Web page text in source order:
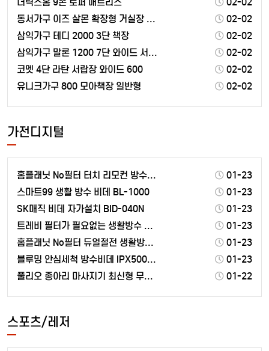
동서가구 이즈 살몬 확장형 거실장 2300 방문설치
02-02
삼익가구 테디 2000 3단 책장
02-02
삼익가구 말론 1200 7단 와이드 서랍장 방문설치
02-02
코멧 4단 라탄 서랍장 와이드 600
02-02
유니크가구 800 모아책장 일반형
02-02
가전디지털
홈플래닛 No필터 터치 리모컨 방수비데 HBD-A700…
01-23
스마트99 생활 방수 비데 BL-1000
01-23
SK매직 비데 자가설치 BID-040N
01-23
트레비 필터가 필요없는 생활방수 비데 ST-1300
01-23
홈플래닛 No필터 듀얼절전 생활방수 비데 HBD-100…
01-23
블루밍 안심세척 방수비데 IPX500A PLUS
01-23
풀리오 종아리 마사지기 최신형 무선 온열 공기압 강도조…
01-22
스포츠/레저